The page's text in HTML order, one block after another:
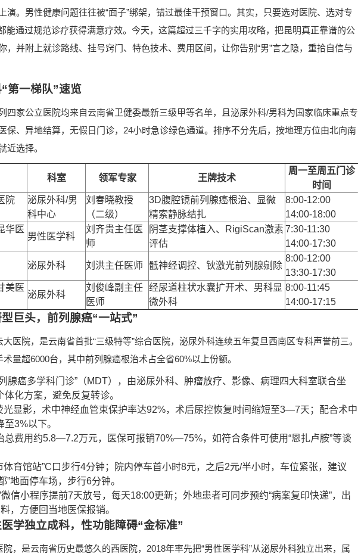
。男性健康问题往往被“面子”绑架，错过最佳干预窗口。其实，只要选对医院、选对专
能通过规范诊疗获得满意疗效。今天，这篇超过三千字的实用攻略，把昆明真正靠谱的公
，并附上就诊路线、挂号窍门、特色技术、费用区间，让你告别“男”言之隐，重拾自信与
第一梯队”速览
四家公立医院均来自云南省卫健委最新三级甲等名单，且泌尿外科/男科为国家临床重点专
保、异地结算，无假日门诊，24小时急诊绿色通道。排序不分先后，按地理方位由北向南
近选择。
科室 领军专家 王牌技术
周一至周五门诊
时间
院
泌尿外科/男
科中心
刘春晓教授
（二级）
3D腹腔镜前列腺癌根治、显微
精索静脉结扎
8:00-12:00
14:00-18:00
华医
男性医学科
刘齐贵主任医
师
阴茎支撑体植入、RigiScan激素
评估
7:30-11:30
14:00-17:30
泌尿外科 刘洪主任医师 骶神经调控、钬激光前列腺剜除
8:00-12:00
13:30-17:30
美医
泌尿外科
刘俊峰副主任
医师
经尿道柱状水囊扩开术、男科显
微外科
8:00-11:45
14:00-17:15
巨头，前列腺癌“一站式”
医院，是云南省首批“三级特等”综合医院，泌尿外科连续五年复旦西南区专科声誉前三。
量超6000台，其中前列腺癌根治术占全省60%以上份额。
腺癌多学科门诊”（MDT），由泌尿外科、肿瘤放疗、影像、病理四大科室联合坐
化方案，避免反复转诊。
光显影，术中神经血管束保护率达92%，术后尿控恢复时间缩短至3—7天；配合术中
3%以下。
总费用约5.8—7.2万元，医保可报销70%—75%，如符合条件可使用“恩扎卢胺”等谈
体育馆站”C口步行4分钟；院内停车首小时8元，之后2元/半小时，车位紧张，建议
”地面停车场，步行6分钟。
微信小程序提前7天放号，每天18:00更新；外地患者可同步预约“病案复印快递”，出
，方便回当地医保报销。
学独立成科，性功能障碍“金标准”
，是云南省历史最悠久的西医院，2018年率先把“男性医学科”从泌尿外科独立出来，属